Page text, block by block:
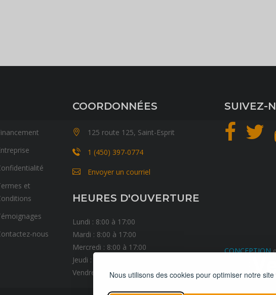
Nous utilisons des cookies pour optimiser notre
et
nous
COORDONNÉES
125 route 125, Saint-Esprit
1 (450) 397-0774
Envoyer un courriel
HEURES D'OUVERTURE
Lundi : 8:00 à 17:00
Mardi : 8:00 à 17:00
Mercredi : 8:00 à 17:00
Jeudi : 8:00 à 17:00
Vendredi : 8:00 à 17:00
SUIVEZ-
CONCEPTION